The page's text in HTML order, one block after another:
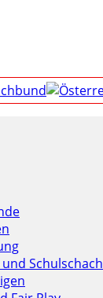
Schulschach